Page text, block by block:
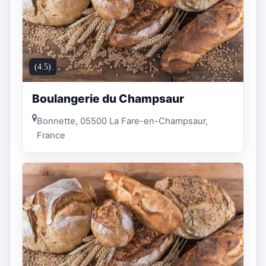
(4.5)
Boulangerie du Champsaur
Bonnette, 05500 La Fare-en-Champsaur,
France